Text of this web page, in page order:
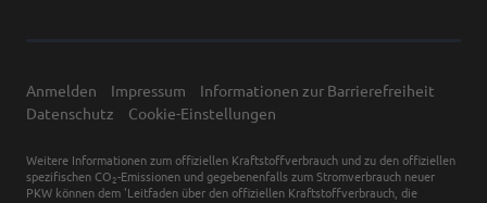
Anmelden Impressum
Informationen zur Barrierefreiheit
Datenschutz
Cookie-Einstellungen
Weitere Informationen zum offiziellen Kraftstoffverbrauch und zu den offiziellen
spezifischen CO 2-Emissionen und gegebenenfalls zum Stromverbrauch neuer
PKW können dem 'Leitfaden über den offiziellen Kraftstoffverbrauch, die